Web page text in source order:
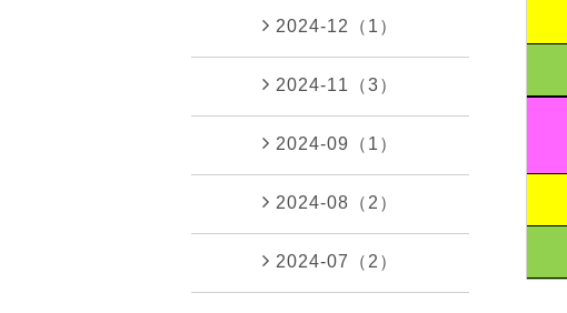
2024-12（1）
2024-11（3）
2024-09（1）
2024-08（2）
2024-07（2）